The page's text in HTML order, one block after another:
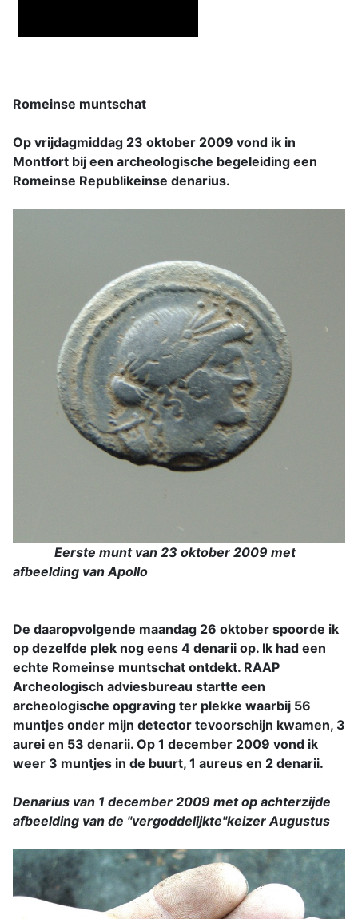
Romeinse muntschat
Op vrijdagmiddag 23 oktober 2009 vond ik in
Montfort bij een archeologische begeleiding een
Romeinse Republikeinse denarius.
Eerste munt van 23 oktober 2009 met
afbeelding van Apollo
De daaropvolgende maandag 26 oktober spoorde ik
op dezelfde plek nog eens 4 denarii op. Ik had een
echte Romeinse muntschat ontdekt. RAAP
Archeologisch adviesbureau startte een
archeologische opgraving ter plekke waarbij 56
muntjes onder mijn detector tevoorschijn kwamen, 3
aurei en 53 denarii. Op 1 december 2009 vond ik
weer 3 muntjes in de buurt, 1 aureus en 2 denarii.
Denarius van 1 december 2009 met op achterzijde
afbeelding van de "vergoddelijkte"keizer Augustus